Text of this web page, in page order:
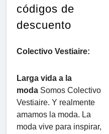
códigos de
descuento
Colectivo Vestiaire:
Larga vida a la
moda Somos Colectivo
Vestiaire. Y realmente
amamos la moda. La
moda vive para inspirar,